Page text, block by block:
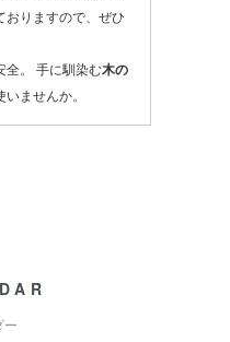
おりますので、ぜひ
全。 手に馴染む木の
ませんか。
ー